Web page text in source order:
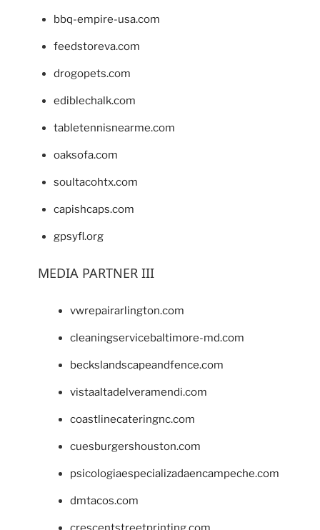
bbq-empire-usa.com
feedstoreva.com
drogopets.com
ediblechalk.com
tabletennisnearme.com
oaksofa.com
soultacohtx.com
capishcaps.com
gpsyfl.org
MEDIA PARTNER III
vwrepairarlington.com
cleaningservicebaltimore-md.com
beckslandscapeandfence.com
vistaaltadelveramendi.com
coastlinecateringnc.com
cuesburgershouston.com
psicologiaespecializadaencampeche.com
dmtacos.com